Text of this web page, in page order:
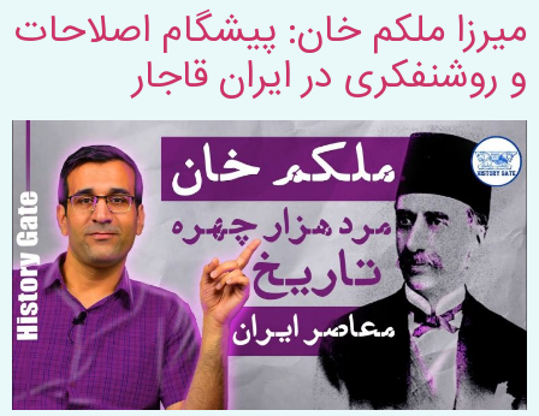
میرزا ملکم خان: پیشگام اصلاحات
و روشنفکری در ایران قاجار